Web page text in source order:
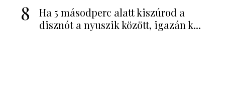
8
Ha 5 másodperc alatt kiszúrod a
disznót a nyuszik között, igazán k...